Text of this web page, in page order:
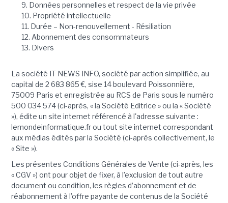
9. Données personnelles et respect de la vie privée
10. Propriété intellectuelle
11. Durée – Non-renouvellement - Résiliation
12. Abonnement des consommateurs
13. Divers
La société IT NEWS INFO, société par action simplifiée, au
capital de 2 683 865 €, sise 14 boulevard Poissonnière,
75009 Paris et enregistrée au RCS de Paris sous le numéro
500 034 574 (ci-après, « la Société Editrice » ou la « Société
»), édite un site internet référencé à l'adresse suivante :
lemondeinformatique.fr ou tout site internet correspondant
aux médias édités par la Société (ci-après collectivement, le
« Site »).
Les présentes Conditions Générales de Vente (ci-après, les
« CGV ») ont pour objet de fixer, à l’exclusion de tout autre
document ou condition, les règles d’abonnement et de
réabonnement à l’offre payante de contenus de la Société